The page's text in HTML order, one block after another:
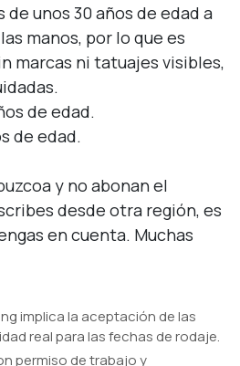
de unos 30 años de edad a
manos, por lo que es
marcas ni tatuajes visibles,
de edad.
de edad.
y no abonan el
desde otra región, es
en cuenta. Muchas
implica la aceptación de las
real para las fechas de rodaje.
permiso de trabajo y